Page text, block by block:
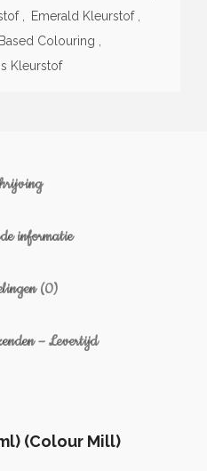
Emerald Kleurstof
Colouring
Kleurstof
informatie
(0)
– Levertijd
(Colour Mill)